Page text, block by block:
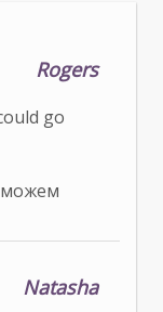
Rogers
go
Natasha